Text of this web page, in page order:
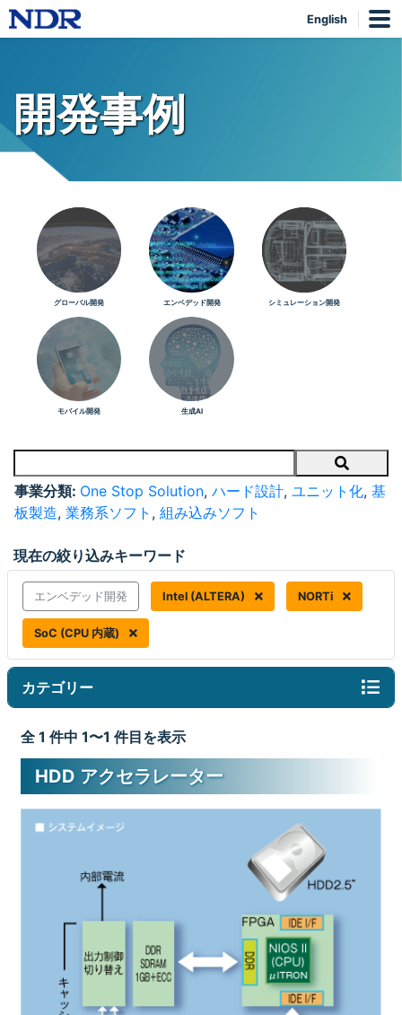
English
開発事例
グローバル開発 エンベデッド開発 シミュレーション開発
モバイル開発 生成AI
Search
事業分類: One Stop Solution, ハード設計, ユニット化, 基
板製造, 業務系ソフト , 組み込みソフト
現在の絞り込みキーワード
エンベデッド開発 Intel (ALTERA) NORTi
SoC (CPU 内蔵)
カテゴリー
全 1 件中 1〜1 件目を表示
HDD アクセラレーター